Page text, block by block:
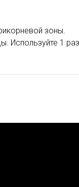
зоны.
Используйте 1